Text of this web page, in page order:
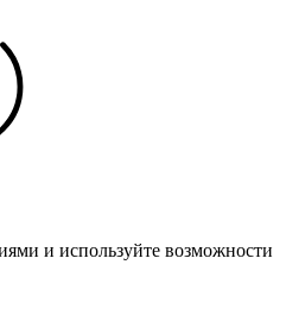
и используйте возможности